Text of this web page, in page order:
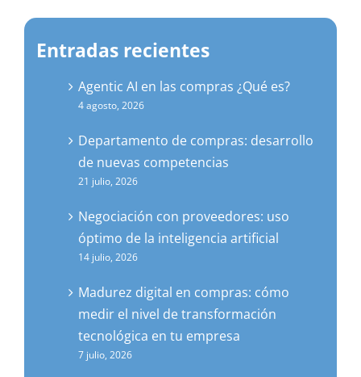
Entradas recientes
Agentic AI en las compras ¿Qué es?
4 agosto, 2026
Departamento de compras: desarrollo
de nuevas competencias
21 julio, 2026
Negociación con proveedores: uso
óptimo de la inteligencia artificial
14 julio, 2026
Madurez digital en compras: cómo
medir el nivel de transformación
tecnológica en tu empresa
7 julio, 2026